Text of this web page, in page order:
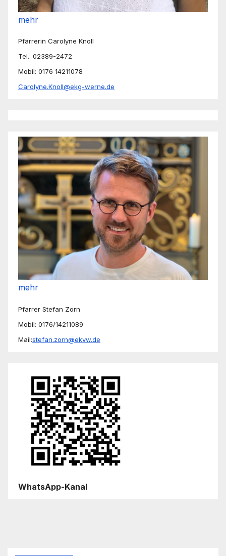
mehr
Pfarrerin Carolyne Knoll
Tel.: 02389-2472
Mobil: 0176 14211078
Carolyne.Knoll@ekg-werne.de
mehr
Pfarrer Stefan Zorn
Mobil: 0176/14211089
Mail:stefan.zorn@ekvw.de
WhatsApp-Kanal